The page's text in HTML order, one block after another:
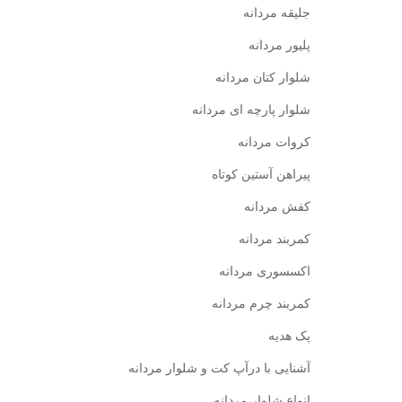
جلیقه مردانه
پلیور مردانه
شلوار کتان مردانه
شلوار پارچه ای مردانه
کروات مردانه
پیراهن آستین کوتاه
کفش مردانه
کمربند مردانه
اکسسوری مردانه
کمربند چرم مردانه
پک هدیه
آشنایی با درآپ کت و شلوار مردانه